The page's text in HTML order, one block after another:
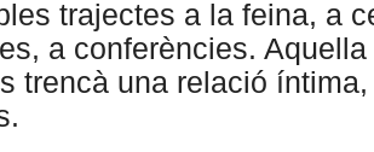
trajectes a la feina, a
a conferències.
trencà una relació